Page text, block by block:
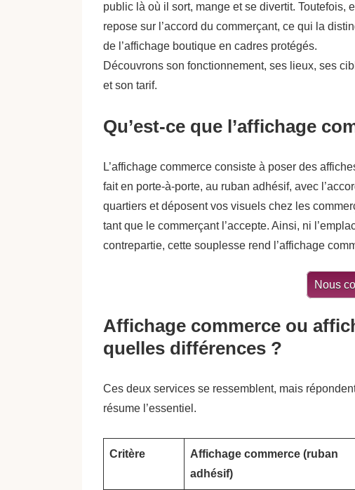
public là où il sort, mange et se divertit. Toutefois,
repose sur l’accord du commerçant, ce qui la
de l’affichage boutique en cadres protégés.
Découvrons son fonctionnement, ses lieux, ses
et son tarif.
Qu’est-ce que l’affichage
L’affichage commerce consiste à poser des
fait en porte-à-porte, au ruban adhésif, avec
quartiers et déposent vos visuels chez les
tant que le commerçant l’accepte. Ainsi, ni
contrepartie, cette souplesse rend l’affichage
Nous
Affichage commerce ou
quelles différences ?
Ces deux services se ressemblent, mais
résume l’essentiel.
Critère
Affichage commerce (ruban
adhésif)